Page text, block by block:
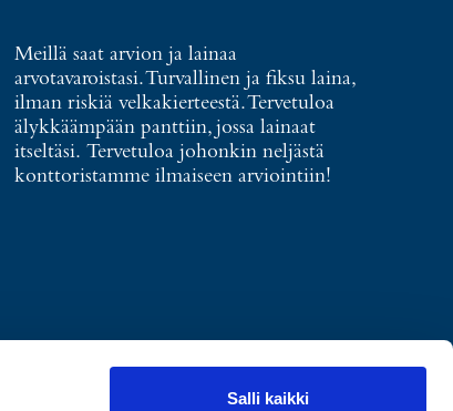
Salli kaikki
Meillä saat arvion ja lainaa
arvotavaroistasi. Turvallinen ja fiksu laina,
ilman riskiä velkakierteestä. Tervetuloa
älykkäämpään panttiin, jossa lainaat
itseltäsi. Tervetuloa johonkin neljästä
konttoristamme ilmaiseen arviointiin!